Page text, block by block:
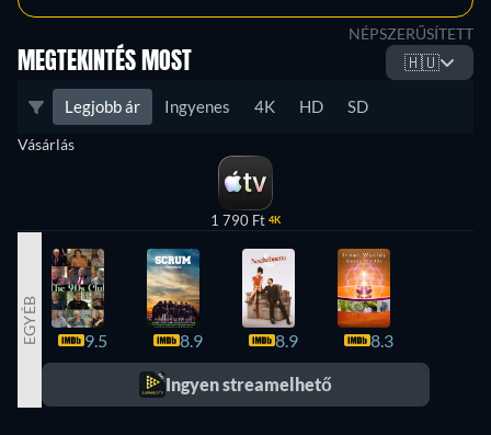
NÉPSZERŰSÍTETT
MEGTEKINTÉS MOST 🇭🇺
Legjobb ár Ingyenes 4K HD SD
Vásárlás
1 790 Ft 4K
EGYÉB 9.5 8.9 8.9 8.3
Ingyen streamelhető